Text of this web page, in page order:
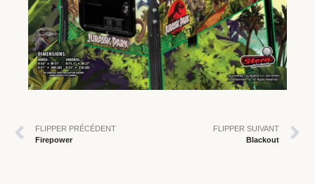
FLIPPER PRÉCÉDENT
Firepower
FLIPPER SUIVANT
Blackout